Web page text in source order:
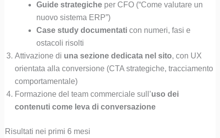
Guide strategicheper CFO (“Come valutare un
nuovo sistema ERP”)
Case study documentaticon numeri, fasi e
ostacoli risolti
Attivazione di una sezione dedicata nel sito, con UX
orientata alla conversione (CTA strategiche, tracciamento
comportamentale)
Formazione del team commerciale sull’uso dei
contenuti come leva di conversazione
Risultati nei primi 6 mesi